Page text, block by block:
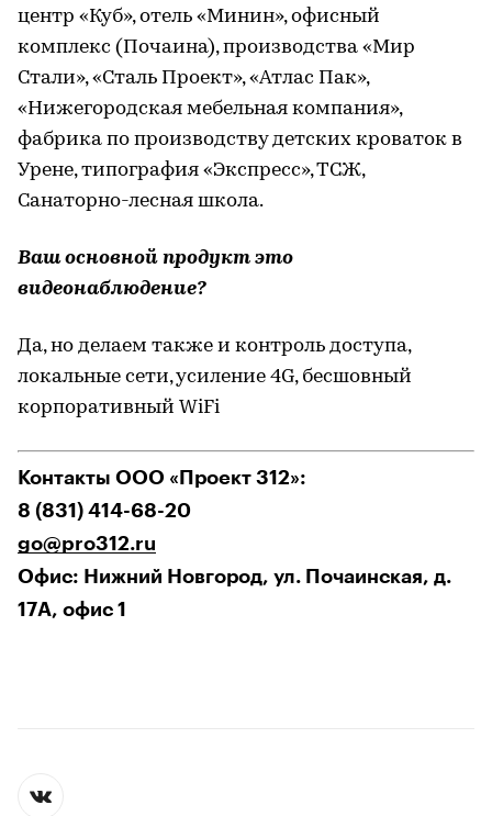
центр «Куб», отель «Минин», офисный
комплекс (Почаина), производства «Мир
Стали», «Сталь Проект», «Атлас Пак»,
«Нижегородская мебельная компания»,
фабрика по производству детских кроваток в
Урене, типография «Экспресс», ТСЖ,
Санаторно-лесная школа.
Ваш основной продукт это
видеонаблюдение?
Да, но делаем также и контроль доступа,
локальные сети, усиление 4G, бесшовный
корпоративный WiFi
Контакты ООО «Проект 312»:
8 (831) 414-68-20
go@pro312.ru
Офис: Нижний Новгород, ул. Почаинская, д.
17А, офис 1